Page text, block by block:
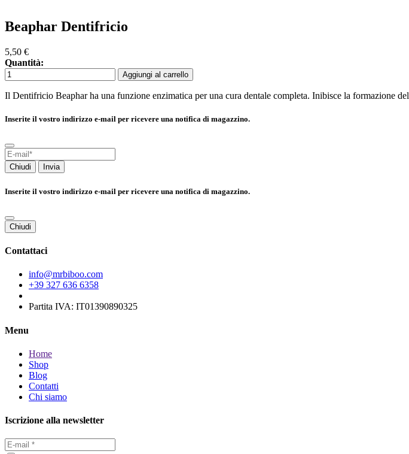
Beaphar Dentifricio
5,50 €
Quantità:
Aggiungi al carrello
Il Dentifricio Beaphar ha una funzione enzimatica per una cura dentale completa. Inibisce la formazione
Inserite il vostro indirizzo e-mail per ricevere una notifica di magazzino.
Chiudi Invia
Inserite il vostro indirizzo e-mail per ricevere una notifica di magazzino.
Chiudi
Contattaci
info@mrbiboo.com
+39 327 636 6358
Partita IVA: IT01390890325
Menu
Home
Shop
Blog
Contatti
Chi siamo
Iscrizione alla newsletter